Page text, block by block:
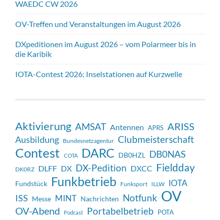
WAEDC CW 2026
OV-Treffen und Veranstaltungen im August 2026
DXpeditionen im August 2026 – vom Polarmeer bis in
die Karibik
IOTA-Contest 2026: Inselstationen auf Kurzwelle
Aktivierung AMSAT Antennen APRS ARISS
Ausbildung Bundesnetzagentur Clubmeisterschaft
Contest COTA DARC DB0HZL DB0NAS
DK0RZ DLFF DX DX-Pedition DXCC Fieldday
Fundstück Funkbetrieb Funksport ILLW IOTA
ISS Messe MINT Nachrichten Notfunk OV
OV-Abend Podcast Portabelbetrieb POTA